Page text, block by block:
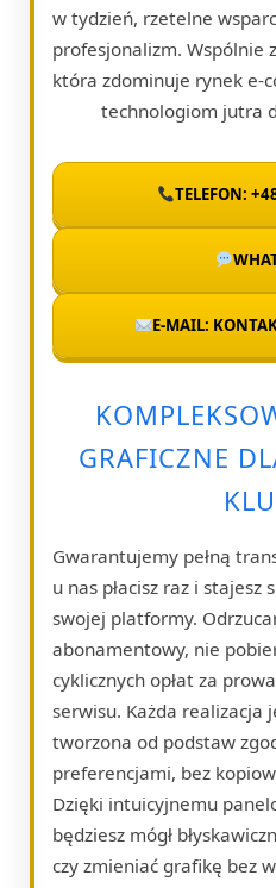
w tydzień, rzetelne
profesjonalizm. Wspólnie
która zdominuje rynek e-
technologiom jutra
TELEFON:
E-MAIL:
GRAFICZNE
Gwarantujemy pełną
u nas płacisz raz i stajesz
swojej platformy.
abonamentowy, nie
cyklicznych opłat za
serwisu. Każda realizacja
tworzona od podstaw
preferencjami, bez
Dzięki intuicyjnemu
będziesz mógł
czy zmieniać grafikę bez